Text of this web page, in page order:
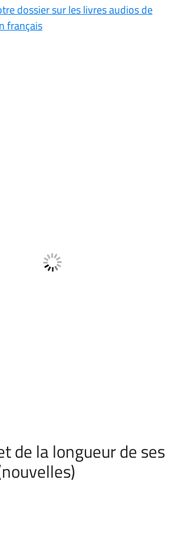
dossier sur les livres audios de
français
de la longueur de ses